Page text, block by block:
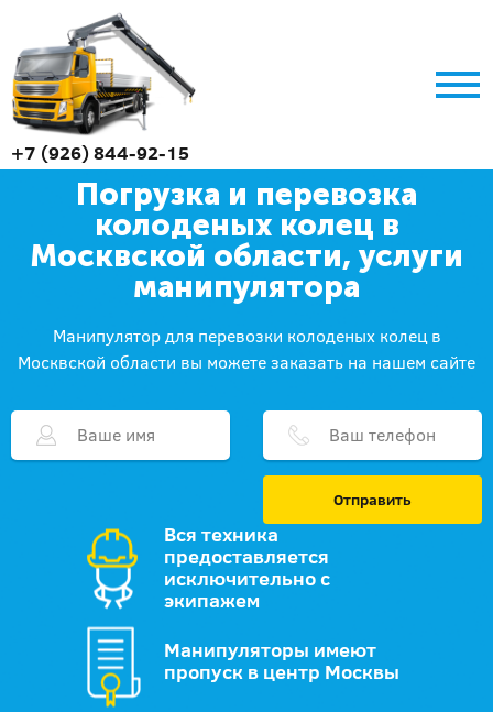
+7 (926) 844-92-15
Погрузка и перевозка
колоденых колец в
Москвской области, услуги
манипулятора
Манипулятор для перевозки колоденых колец в
Москвской области вы можете заказать на нашем сайте
Отправить
Вся техника
предоставляется
исключительно с
экипажем
Манипуляторы имеют
пропуск в центр Москвы